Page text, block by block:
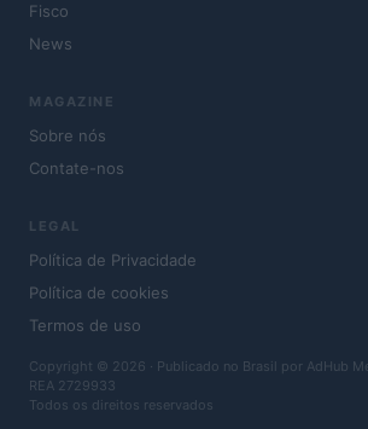
Fisco
News
MAGAZINE
Sobre nós
Contate-nos
LEGAL
Política de Privacidade
Política de cookies
Termos de uso
Copyright © 2026 · Publicado no Brasil por AdHub
REA 2729933
Todos os direitos reservados